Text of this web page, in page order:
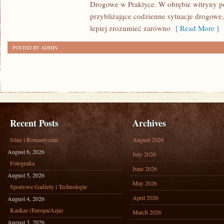
Drogowe w Praktyce. W obrębie witryny
przybliżające codzienne sytuacje
lepiej zrozumieć zarówno [ Read More ]
POSTED BY ADMIN
Recent Posts
Silne i Romantyczne
August 6, 2026
Fotografia
August 5, 2026
Sportowe Gadżety i Technologie
August 4, 2026
Kaukaz (Europa/Azja)
August 3, 2026
Archives
August 2026
July 2026
June 2026
May 2026
April 2026
March 2026